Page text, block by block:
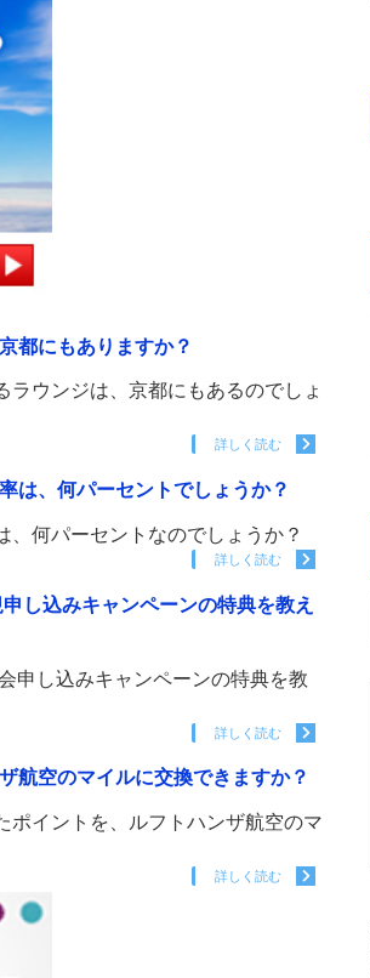
都にもありますか？
ウンジは、京都にもあるのでしょ
詳しく読む
は、何パーセントでしょうか？
何パーセントなのでしょうか？
詳しく読む
し込みキャンペーンの特典を教え
申し込みキャンペーンの特典を教
詳しく読む
航空のマイルに交換できますか？
イントを、ルフトハンザ航空のマ
詳しく読む